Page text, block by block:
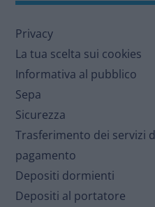
Privacy
La tua scelta sui cookies
Informativa al pubblico
Sepa
Sicurezza
Trasferimento dei servizi
pagamento
Depositi dormienti
Depositi al portatore